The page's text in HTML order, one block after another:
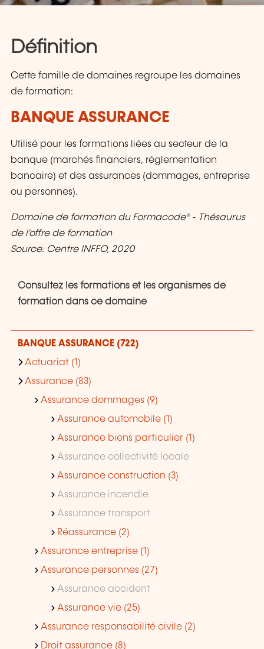
Définition
Cette famille de domaines regroupe les domaines
de formation:
BANQUE ASSURANCE
Utilisé pour les formations liées au secteur de la
banque (marchés financiers, réglementation
bancaire) et des assurances (dommages, entreprise
ou personnes).
Domaine de formation du Formacode® - Thésaurus
de l'offre de formation
Source: Centre INFFO, 2020
Consultez les formations et les organismes de
formation dans ce domaine
BANQUE ASSURANCE (722)
Actuariat (1)
Assurance (83)
Assurance dommages (9)
Assurance automobile (1)
Assurance biens particulier (1)
Assurance collectivité locale
Assurance construction (3)
Assurance incendie
Assurance transport
Réassurance (2)
Assurance entreprise (1)
Assurance personnes (27)
Assurance accident
Assurance vie (25)
Assurance responsabilité civile (2)
Droit assurance (8)